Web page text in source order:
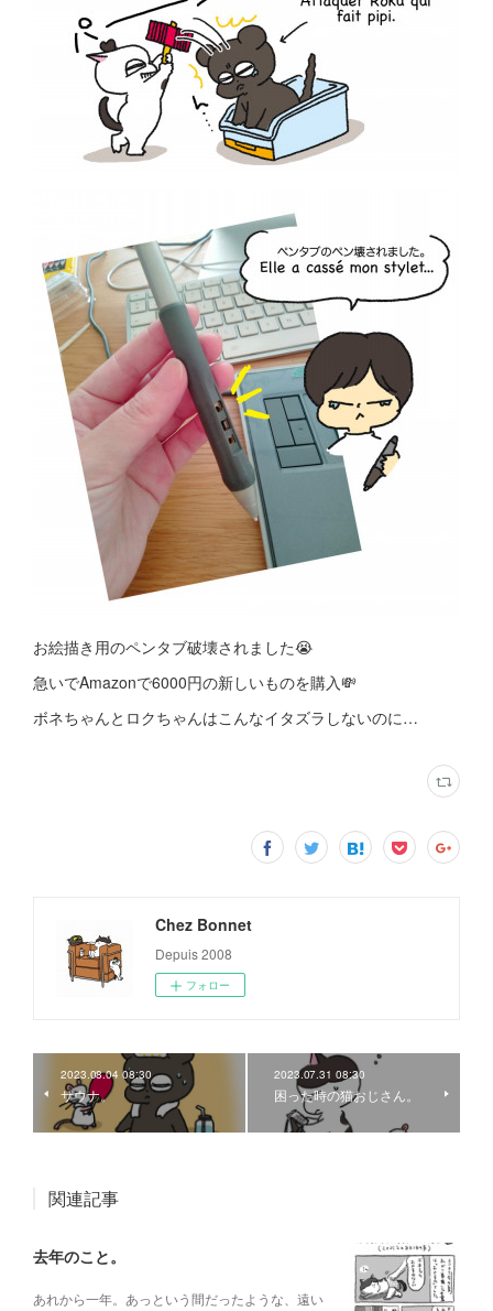
お絵描き用のペンタブ破壊されました😭
急いでAmazonで6000円の新しいものを購入💸
ボネちゃんとロクちゃんはこんなイタズラしないのに…
Chez Bonnet
Depuis 2008
フォロー
2023.08.04 08:30
サウナ。
2023.07.31 08:30
困った時の猫おじさん。
関連記事
去年のこと。
あれから一年。あっという間だったような、遠い